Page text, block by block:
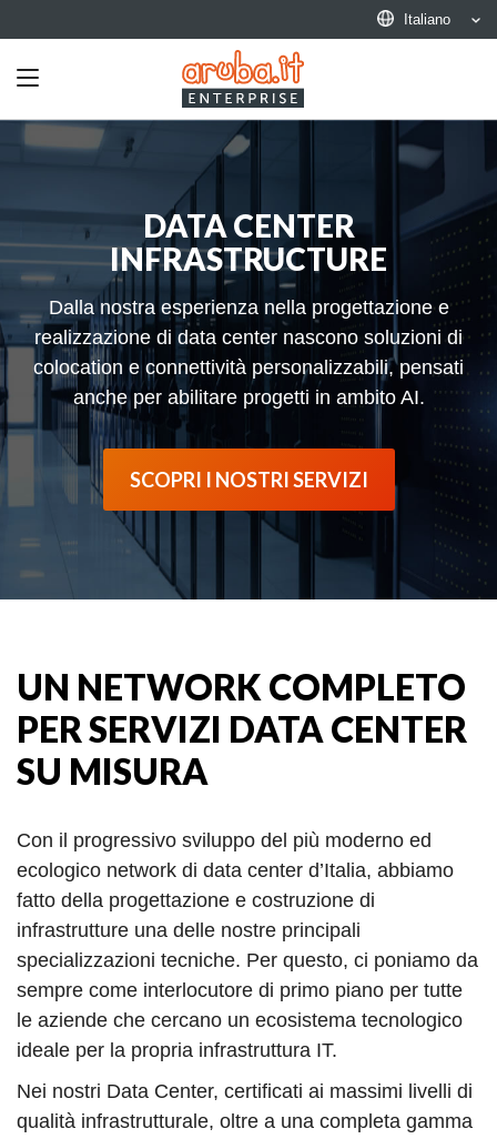
Italiano
Toggle
DATA CENTER
INFRASTRUCTURE
Dalla nostra esperienza nella progettazione e
realizzazione di data center nascono soluzioni di
colocation e connettività personalizzabili, pensati
anche per abilitare progetti in ambito AI.
SCOPRI I NOSTRI SERVIZI
UN NETWORK COMPLETO
PER SERVIZI DATA CENTER
SU MISURA
Con il progressivo sviluppo del più moderno ed
ecologico network di data center d’Italia, abbiamo
fatto della progettazione e costruzione di
infrastrutture una delle nostre principali
specializzazioni tecniche. Per questo, ci poniamo da
sempre come interlocutore di primo piano per tutte
le aziende che cercano un ecosistema tecnologico
ideale per la propria infrastruttura IT.
Nei nostri Data Center, certificati ai massimi livelli di
qualità infrastrutturale, oltre a una completa gamma